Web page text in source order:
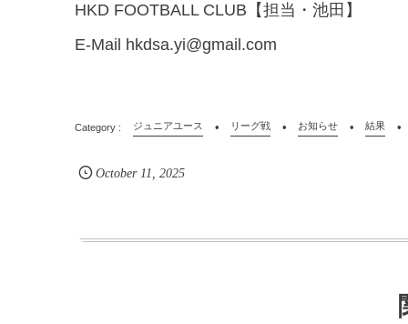
HKD FOOTBALL CLUB【担当・池田】
E-Mail hkdsa.yi@gmail.com
ジュニアユース リーグ戦 お知らせ 結果
October 11,2025